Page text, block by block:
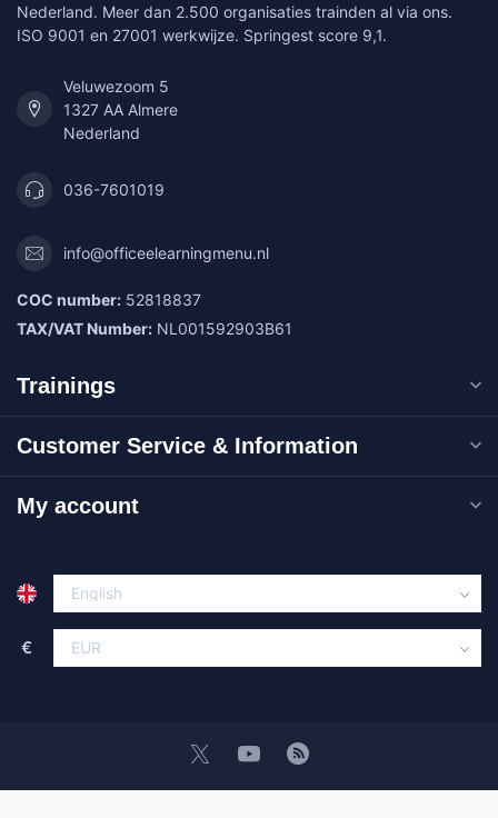
Nederland. Meer dan 2.500 organisaties trainden al via ons.
ISO 9001 en 27001 werkwijze. Springest score 9,1.
Veluwezoom 5
1327 AA Almere
Nederland
036-7601019
info@officeelearningmenu.nl
COC number: 52818837
TAX/VAT Number: NL001592903B61
Trainings
Customer Service & Information
My account
€